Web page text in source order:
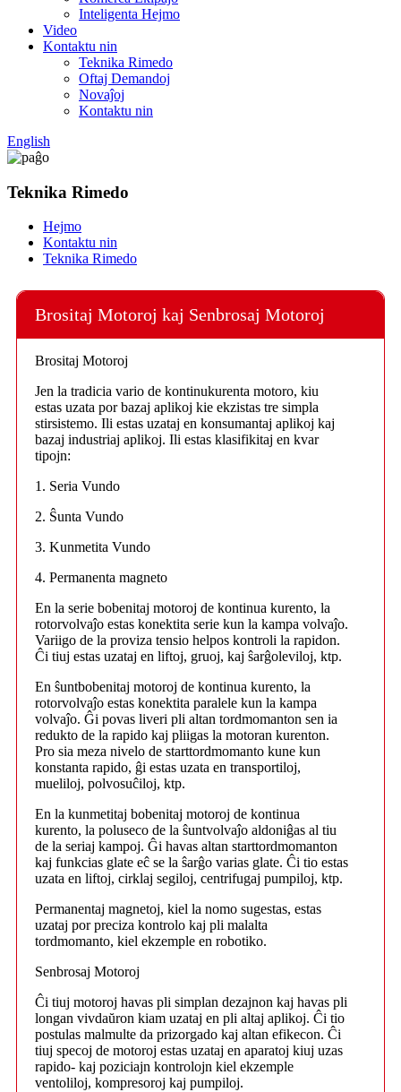
Inteligenta Hejmo
Video
Kontaktu nin
Teknika Rimedo
Oftaj Demandoj
Novaĵoj
Kontaktu nin
English
Teknika Rimedo
Hejmo
Kontaktu nin
Teknika Rimedo
Brositaj Motoroj kaj Senbrosaj Motoroj
Brositaj Motoroj
Jen la tradicia vario de kontinukurenta motoro, kiu
estas uzata por bazaj aplikoj kie ekzistas tre simpla
stirsistemo. Ili estas uzataj en konsumantaj aplikoj kaj
bazaj industriaj aplikoj. Ili estas klasifikitaj en kvar
tipojn:
1. Seria Vundo
2. Ŝunta Vundo
3. Kunmetita Vundo
4. Permanenta magneto
En la serie bobenitaj motoroj de kontinua kurento, la
rotorvolvaĵo estas konektita serie kun la kampa volvaĵo.
Variigo de la proviza tensio helpos kontroli la rapidon.
Ĉi tiuj estas uzataj en liftoj, gruoj, kaj ŝarĝoleviloj, ktp.
En ŝuntbobenitaj motoroj de kontinua kurento, la
rotorvolvaĵo estas konektita paralele kun la kampa
volvaĵo. Ĝi povas liveri pli altan tordmomanton sen ia
redukto de la rapido kaj pliigas la motoran kurenton.
Pro sia meza nivelo de starttordmomanto kune kun
konstanta rapido, ĝi estas uzata en transportiloj,
mueliloj, polvosuĉiloj, ktp.
En la kunmetitaj bobenitaj motoroj de kontinua
kurento, la poluseco de la ŝuntvolvaĵo aldoniĝas al tiu
de la seriaj kampoj. Ĝi havas altan starttordmomanton
kaj funkcias glate eĉ se la ŝarĝo varias glate. Ĉi tio estas
uzata en liftoj, cirklaj segiloj, centrifugaj pumpiloj, ktp.
Permanentaj magnetoj, kiel la nomo sugestas, estas
uzataj por preciza kontrolo kaj pli malalta
tordmomanto, kiel ekzemple en robotiko.
Senbrosaj Motoroj
Ĉi tiuj motoroj havas pli simplan dezajnon kaj havas pli
longan vivdaŭron kiam uzataj en pli altaj aplikoj. Ĉi tio
postulas malmulte da prizorgado kaj altan efikecon. Ĉi
tiuj specoj de motoroj estas uzataj en aparatoj kiuj uzas
rapido- kaj poziciajn kontrolojn kiel ekzemple
ventoliloj, kompresoroj kaj pumpiloj.